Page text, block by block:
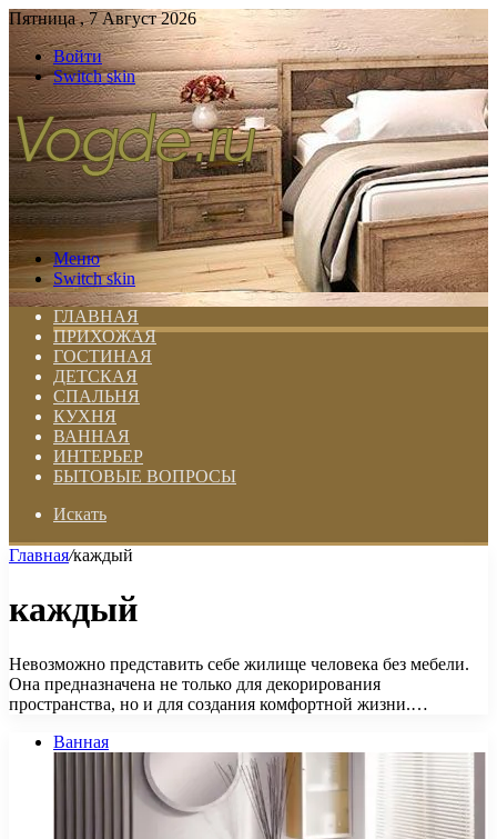
Пятница , 7 Август 2026
Войти
Switch skin
Меню
Switch skin
ГЛАВНАЯ
ПРИХОЖАЯ
ГОСТИНАЯ
ДЕТСКАЯ
СПАЛЬНЯ
КУХНЯ
ВАННАЯ
ИНТЕРЬЕР
БЫТОВЫЕ ВОПРОСЫ
Искать
Главная/каждый
каждый
Невозможно представить себе жилище человека без мебели.
Она предназначена не только для декорирования
пространства, но и для создания комфортной жизни.…
Ванная